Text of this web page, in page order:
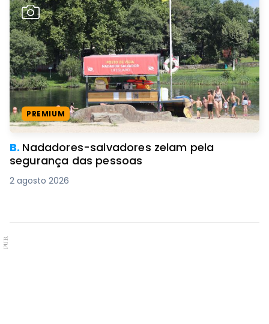
PREMIUM
B. Nadadores-salvadores zelam pela
segurança das pessoas
2 agosto 2026
PUB.